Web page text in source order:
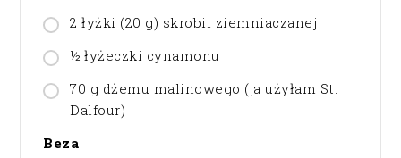
2 łyżki (20 g) skrobii ziemniaczanej
½ łyżeczki cynamonu
70 g dżemu malinowego (ja użyłam St.
Dalfour)
Beza